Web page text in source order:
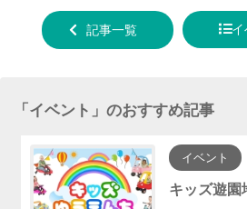
する
記事一覧 イ
「イベント 」のおすすめ記事
イベント
キッズ遊園